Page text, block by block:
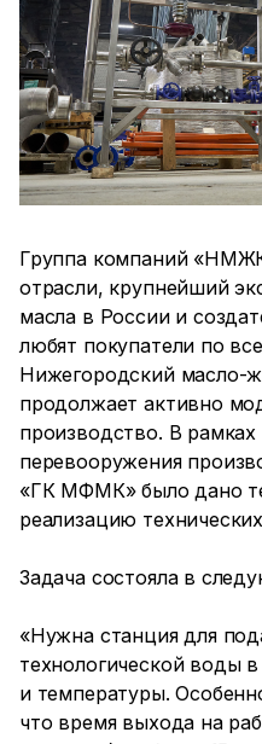
Группа компаний
отрасли, крупнейший
масла в России и
любят покупатели по
Нижегородский масло-
продолжает активно
производство. В рамках
перевооружения
«ГК МФМК» было дано
реализацию
Задача состояла в
«Нужна станция для
технологической воды
и температуры.
что время выхода на